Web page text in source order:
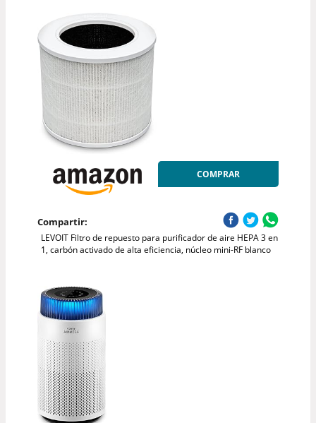
COMPRAR
Compartir:
LEVOIT Filtro de repuesto para purificador de aire HEPA 3 en
1, carbón activado de alta eficiencia, núcleo mini-RF blanco